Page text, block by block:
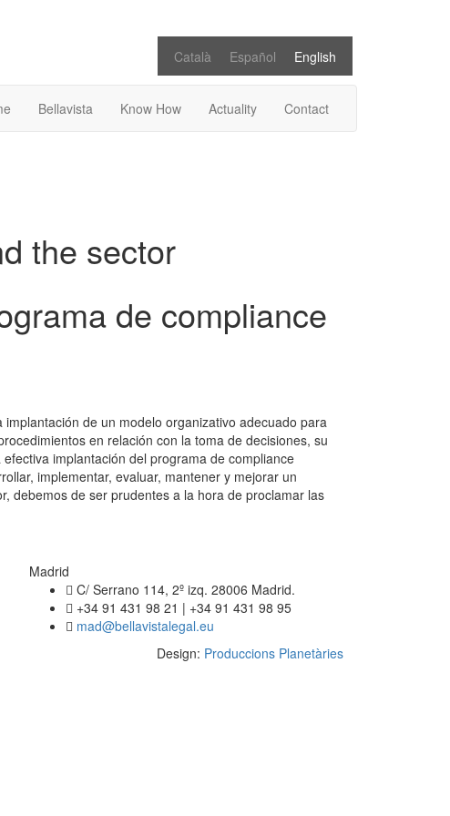
Català Español English
Bellavista Know How Actuality Contact
the sector
de compliance
de un modelo organizativo adecuado para
en relación con la toma de decisiones, su
implantación del programa de compliance
implementar, evaluar, mantener y mejorar un
debemos de ser prudentes a la hora de proclamar las
Madrid
C/ Serrano 114, 2º izq. 28006 Madrid.
+34 91 431 98 21 | +34 91 431 98 95
mad@bellavistalegal.eu
Design: Produccions Planetàries